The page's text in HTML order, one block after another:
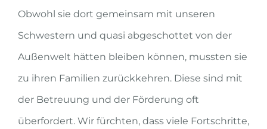
Obwohl sie dort gemeinsam mit unseren
Schwestern und quasi abgeschottet von der
Außenwelt hätten bleiben können, mussten sie
zu ihren Familien zurückkehren. Diese sind mit
der Betreuung und der Förderung oft
überfordert. Wir fürchten, dass viele Fortschritte,